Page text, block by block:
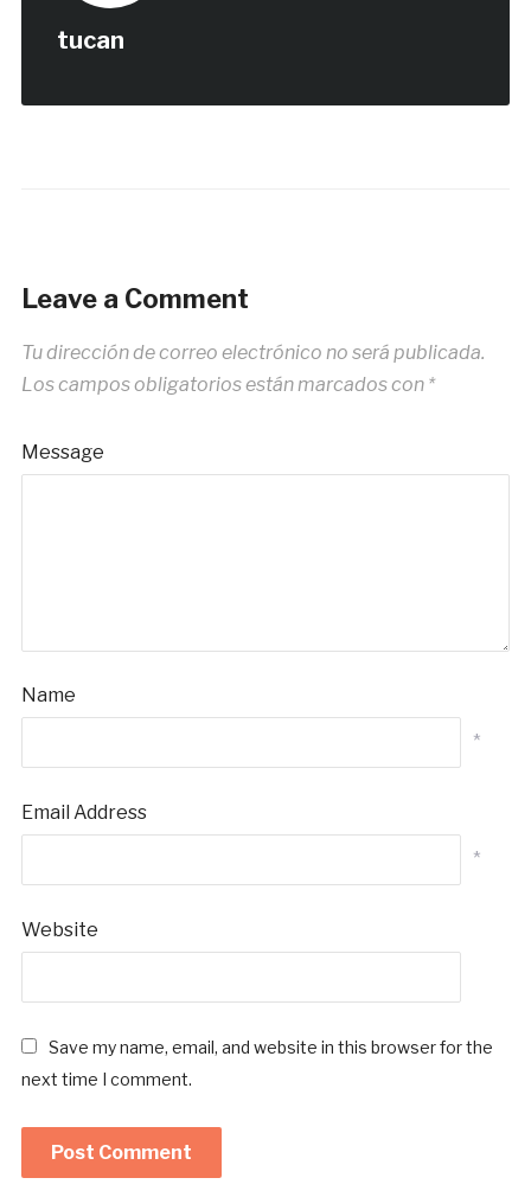
tucan
Leave a Comment
Tu dirección de correo electrónico no será publicada.
Los campos obligatorios están marcados con *
Message
Name
*
Email Address
*
Website
Save my name, email, and website in this browser for the
next time I comment.